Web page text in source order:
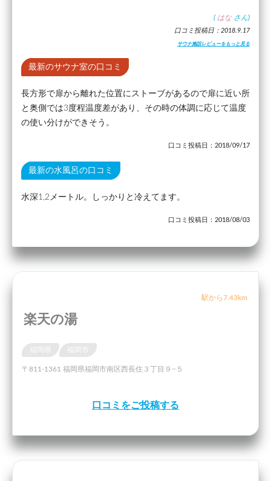
( はな さん)
口コミ投稿日：2018.9.17
サウナ施設レビューをもっと見る
最新のサウナ室の口コミ
長方形で扉から離れた位置にストーブがあるので扉に近い所
と奥側では3度程温度差があり、その時の体調に応じて温度
の使い分けができそう。
口コミ投稿日：2018/09/17
最新の水風呂の口コミ
水深1,2メートル。しっかりと冷えてます。
口コミ投稿日：2018/08/03
駅から7.43km
楽天の湯
〒811-1361 福岡県福岡市南区西長住３丁目９−５
口コミをご投稿する